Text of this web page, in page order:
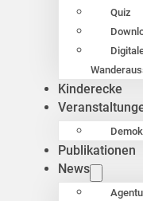
Quiz
Kinderecke
Publikationen
News